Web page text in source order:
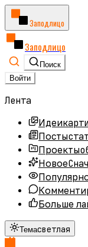
Заподлицо
Заподлицо
Поиск
Войти
Лента
Идеи
Посты
Проекты
Новое
Больше
Темасветлая